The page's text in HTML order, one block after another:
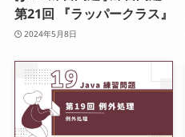
第21回 『ラッパークラス』
2024年5月8日